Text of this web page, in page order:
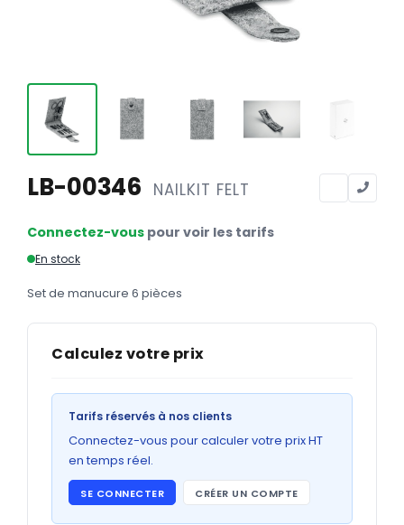
Tête de lettre
Enveloppes
Sous-mains
Chemises
GRAND FORMAT
Abribus
LB-00346 NAILKIT FELT
Connectez-vous pour voir les tarifs
En stock
Set de manucure 6 pièces
Calculez votre prix
Tarifs réservés à nos clients
Connectez-vous pour calculer votre prix HT
en temps réel.
SE CONNECTER CRÉER UN COMPTE